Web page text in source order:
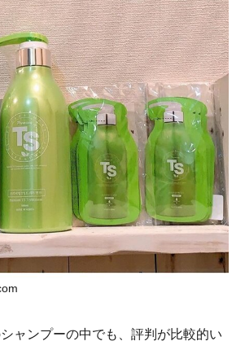
ャンプーの中でも、評判が比較的い